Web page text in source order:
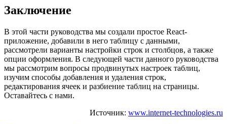
Заключение
В этой части руководства мы создали простое React-
приложение, добавили в него таблицу с данными,
рассмотрели варианты настройки строк и столбцов, а также
опции оформления. В следующей части данного руководства
мы рассмотрим вопросы продвинутых настроек таблиц,
изучим способы добавления и удаления строк,
редактирования ячеек и разбиение таблиц на страницы.
Оставайтесь с нами.
Источник: www.internet-technologies.ru